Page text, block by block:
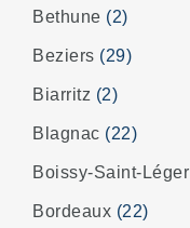
Bethune (2)
Beziers (29)
Biarritz (2)
Blagnac (22)
Boissy-Saint-Léger
Bordeaux (22)